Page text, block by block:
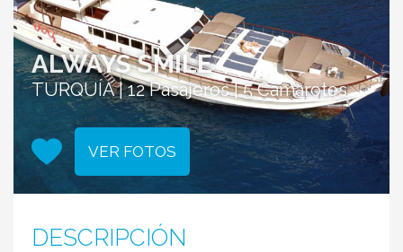
ALWAYS SMILE
TURQUÍA | 12 Pasajeros | 5 Camarotes
VER FOTOS
DESCRIPCIÓN